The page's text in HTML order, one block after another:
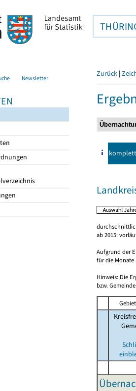
Newsletter Zurück |
komplett
ab 2015:
Aufgrund der
für die Monate
Hinweis: Die
bzw.